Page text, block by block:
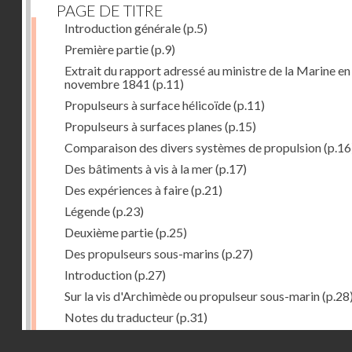
PAGE DE TITRE
Introduction générale(p.5)
Première partie(p.9)
Extrait du rapport adressé au ministre de la Marine en
novembre 1841 (p.11)
Propulseurs à surface hélicoïde(p.11)
Propulseurs à surfaces planes (p.15)
Comparaison des divers systèmes de propulsion
Des bâtiments à vis à la mer(p.17)
Des expériences à faire(p.21)
Légende(p.23)
Deuxième partie(p.25)
Des propulseurs sous-marins (p.27)
Introduction(p.27)
Sur la vis d'Archimède ou propulseur sous-marin
Notes du traducteur(p.31)